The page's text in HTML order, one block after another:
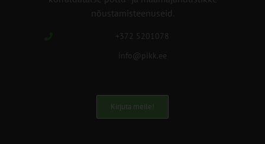
nõustamisteenuseid.
+372 5201078
info@pikk.ee
Kirjuta meile!